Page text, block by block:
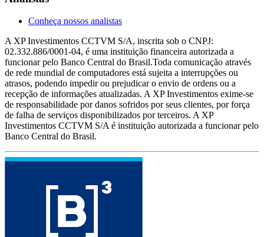
Conheça nossos analistas
A XP Investimentos CCTVM S/A, inscrita sob o CNPJ:
02.332.886/0001-04, é uma instituição financeira autorizada a
funcionar pelo Banco Central do Brasil.Toda comunicação através
de rede mundial de computadores está sujeita a interrupções ou
atrasos, podendo impedir ou prejudicar o envio de ordens ou a
recepção de informações atualizadas. A XP Investimentos exime-se
de responsabilidade por danos sofridos por seus clientes, por força
de falha de serviços disponibilizados por terceiros. A XP
Investimentos CCTVM S/A é instituição autorizada a funcionar pelo
Banco Central do Brasil.